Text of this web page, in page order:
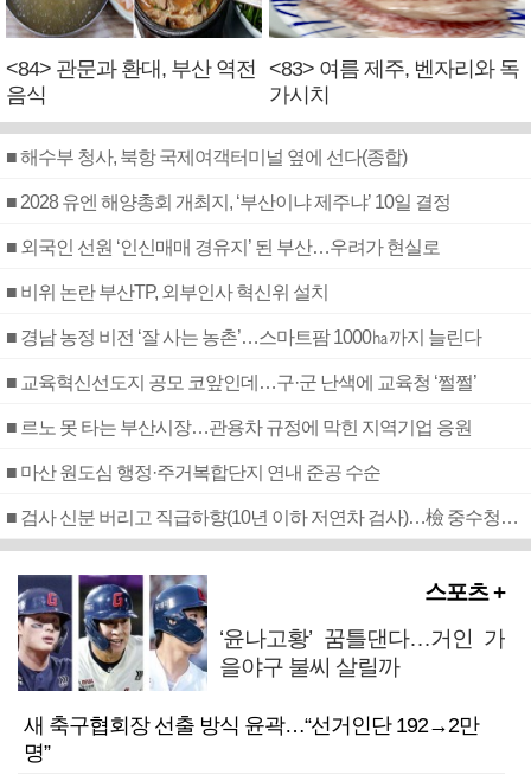
<84> 관문과 환대, 부산 역전
음식
<83> 여름 제주, 벤자리와 독
가시치
■ 해수부 청사, 북항 국제여객터미널 옆에 선다(종합)
■ 2028 유엔 해양총회 개최지, ‘부산이냐 제주냐’ 10일 결정
■ 외국인 선원 ‘인신매매 경유지’ 된 부산…우려가 현실로
■ 비위 논란 부산TP, 외부인사 혁신위 설치
■ 경남 농정 비전 ‘잘 사는 농촌’…스마트팜 1000㏊까지 늘린다
■ 교육혁신선도지 공모 코앞인데…구·군 난색에 교육청 ‘쩔쩔’
■ 르노 못 타는 부산시장…관용차 규정에 막힌 지역기업 응원
■ 마산 원도심 행정·주거복합단지 연내 준공 수순
■ 검사 신분 버리고 직급하향(10년 이하 저연차 검사)…檢 중수청행 기피
스포츠 +
‘윤나고황’ 꿈틀댄다…거인 가
을야구 불씨 살릴까
새 축구협회장 선출 방식 윤곽…“선거인단 192→2만
명”